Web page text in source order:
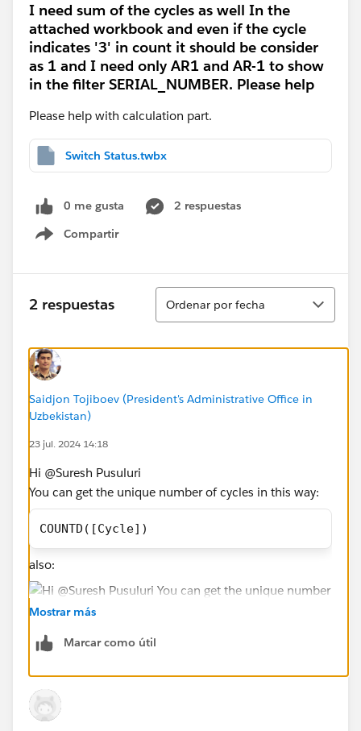
I need sum of the cycles as well In the
attached workbook and even if the cycle
indicates '3' in count it should be consider
as 1 and I need only AR1 and AR-1 to show
in the filter SERIAL_NUMBER. Please help
Please help with calculation part.
Switch Status.twbx
0 me gusta
2 respuestas
Compartir
Show menu
2 respuestas
Ordenar
Ordenar por fecha
Saidjon Tojiboev (President's Administrative Office in
Uzbekistan)
23 jul. 2024 14:18
Hi @Suresh Pusuluri​
You can get the unique number of cycles in this way:
COUNTD([Cycle])
also:
For filtering to only AR1:
Mostrar más
Marcar como útil